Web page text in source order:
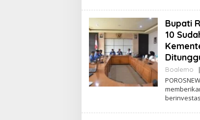
Bupati
10
Boalemo |